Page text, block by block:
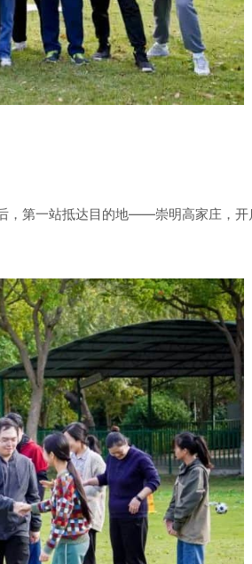
，第一站抵达目的地——崇明高家庄，开